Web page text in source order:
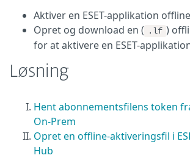
Aktiver en ESET-applikation offline
Opret og download en (
.lf )
for at aktivere en ESET-
Løsning
Hent abonnementsfilens token fra
On-Prem
Opret en offline-aktiveringsfil i
Hub